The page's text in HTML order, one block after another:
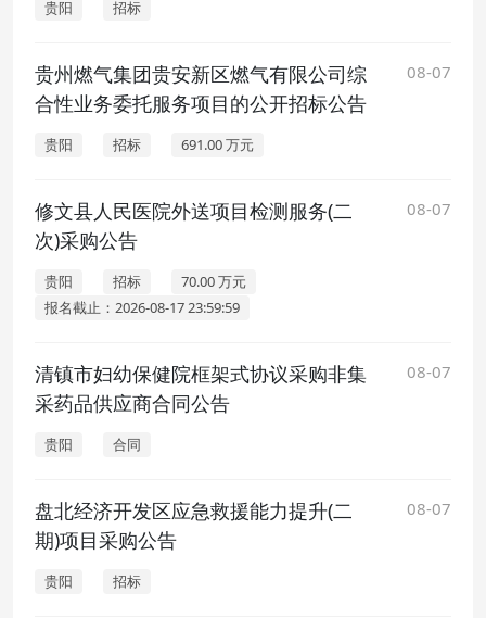
贵阳 招标
贵州燃气集团贵安新区燃气有限公司综
合性业务委托服务项目的公开招标公告
08-07
贵阳 招标 691.00 万元
修文县人民医院外送项目检测服务(二
次)采购公告
08-07
贵阳 招标
70.00 万元
报名截止：2026-08-17 23:59:59
清镇市妇幼保健院框架式协议采购非集
采药品供应商合同公告
08-07
贵阳 合同
盘北经济开发区应急救援能力提升(二
期)项目采购公告
08-07
贵阳 招标